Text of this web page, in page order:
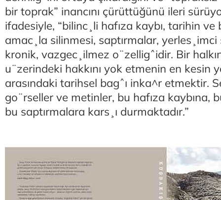
bir toprak” inancını çürüttüğünü ileri
ifadesiyle, “bilinc¸li hafıza kaybı, tarihin ve
amac¸la silinmesi, saptırmalar,
kronik, vazgec¸ilmez o¨zelligˆidir. Bir
u¨zerindeki hakkını yok etmenin en kesin
arasındaki tarihsel bagˆı inka^r etmektir.
go¨rseller ve metinler, bu hafıza kaybına,
bu saptırmalara kars¸ı durmaktadır.”